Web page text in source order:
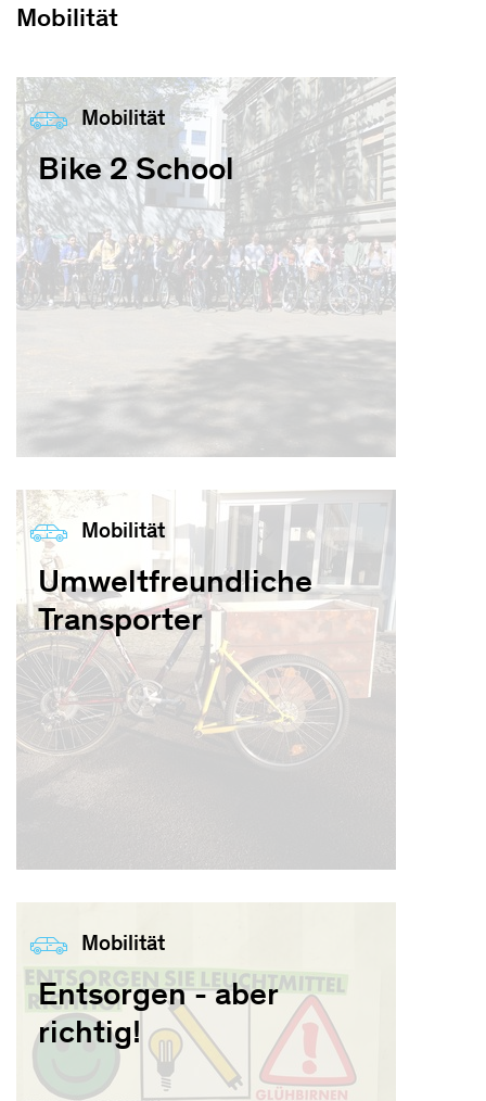
Mobilität
Mobilität
Bike 2 School
Mobilität
Umweltfreundliche
Transporter
Mobilität
Entsorgen - aber
richtig!